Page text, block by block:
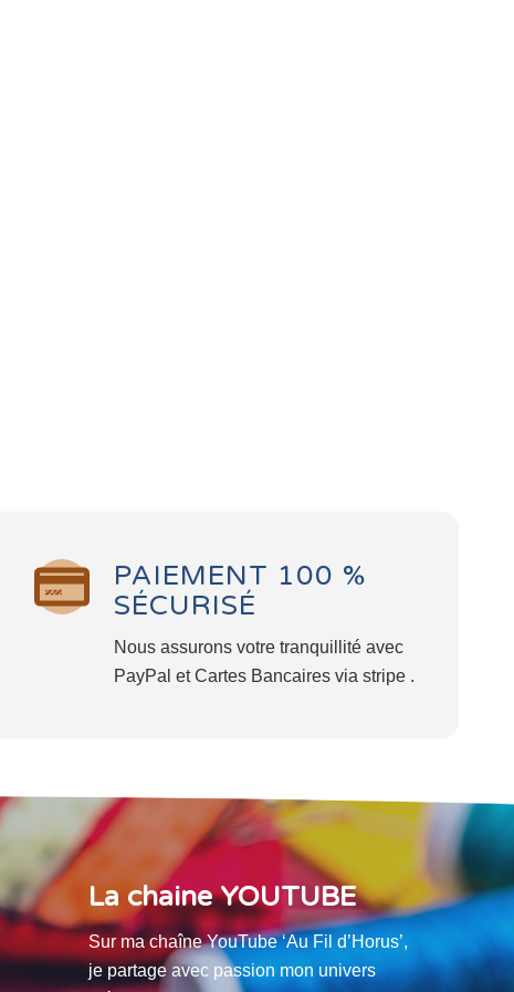
PAIEMENT 100 %
SÉCURISÉ
Nous assurons votre tranquillité avec
PayPal et Cartes Bancaires via stripe .
La chaine YOUTUBE
Sur ma chaîne YouTube ‘Au Fil d’Horus’,
je partage avec passion mon univers